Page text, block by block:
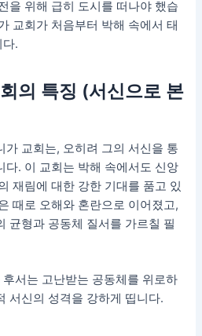
을 위해 급히 도시를 떠나야 했습
교회가 처음부터 박해 속에서 태
다.
의 특징 (서신으로 본
가 교회는, 오히려 그의 서신을 통
다. 이 교회는 박해 속에서도 신앙
재림에 대한 강한 기대를 품고 있
때로 오해와 혼란으로 이어졌고,
균형과 공동체 질서를 가르칠 필
서는 고난받는 공동체를 위로하
서신의 성격을 강하게 띱니다.